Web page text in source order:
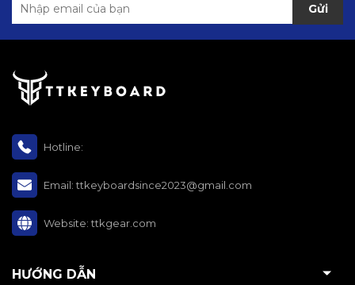
Gửi
Hotline:
Email:ttkeyboardsince2023@gmail.com
Website:ttkgear.com
HƯỚNG DẪN